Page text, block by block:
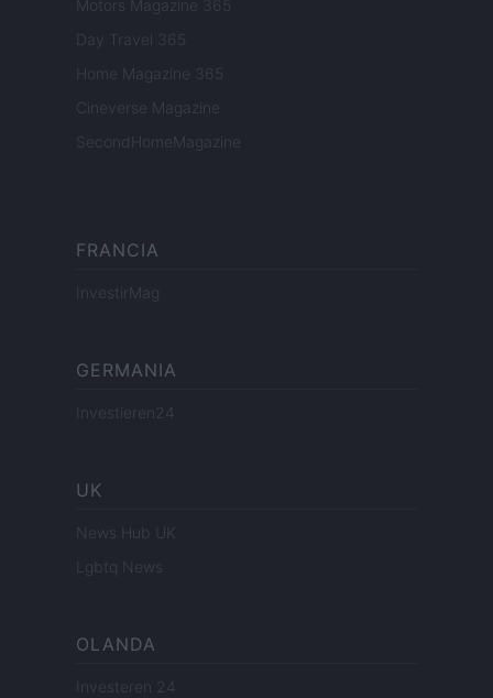
Motors Magazine 365
Day Travel 365
Home Magazine 365
Cineverse Magazine
SecondHomeMagazine
FRANCIA
InvestirMag
GERMANIA
Investieren24
UK
News Hub UK
Lgbtq News
OLANDA
Investeren 24